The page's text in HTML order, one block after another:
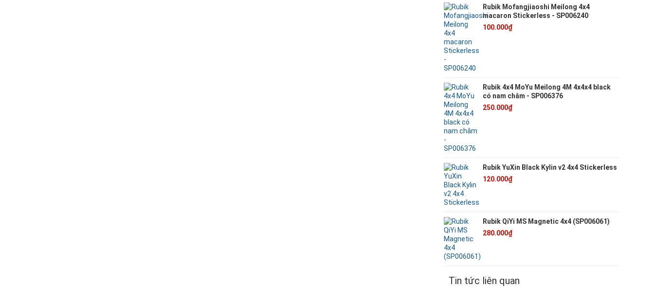
Rubik Mofangjiaoshi Meilong 4x4
macaron Stickerless - SP006240
100.000₫
Rubik 4x4 MoYu Meilong 4M 4x4x4 black
có nam châm - SP006376
250.000₫
Rubik YuXin Black Kylin v2 4x4 Stickerless
120.000₫
Rubik QiYi MS Magnetic 4x4 (SP006061)
280.000₫
Tin tức liên quan